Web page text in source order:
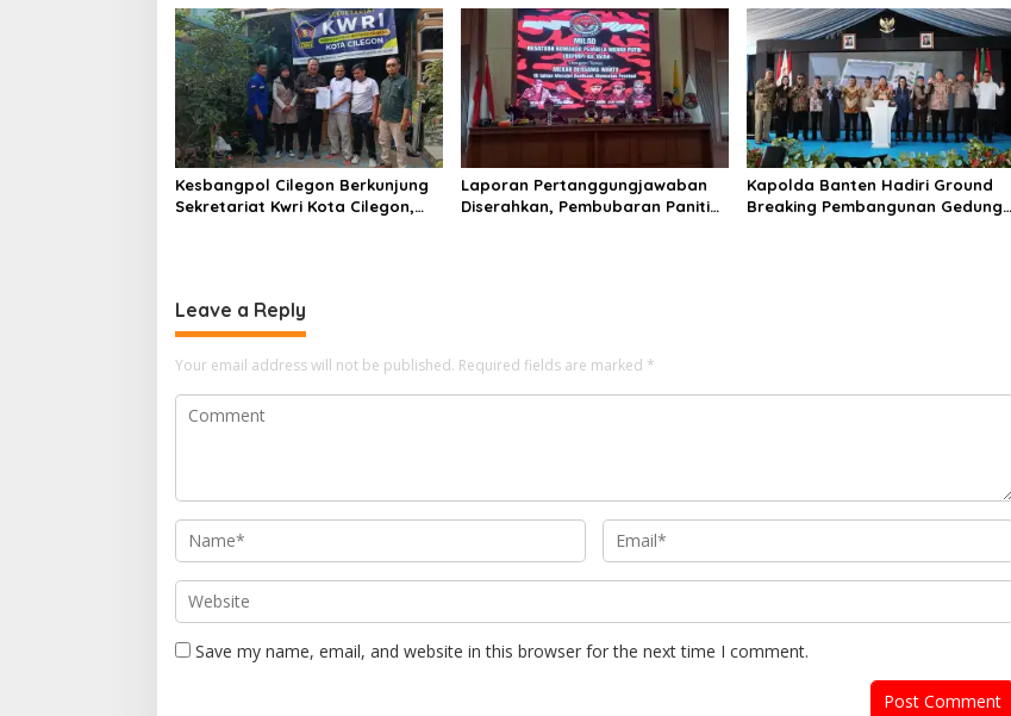
Ekonomis
Kebersamaan Warga Sindang
Kesbangpol Cilegon Berkunjung
Sekretariat Kwri Kota Cilegon,
Laporan Pertanggungjawaban
Diserahkan, Pembubaran Panitia
Kapolda Banten Hadiri Ground
Breaking Pembangunan Gedung
Leave a Reply
Your email address will not be published. Required fields are marked *
Save my name, email, and website in this browser for the next time I comment.
ke Jalur Hukum
In Politik | 31 January 2026